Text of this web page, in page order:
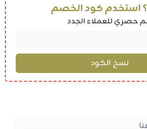
استخدم كود الخصم
للعملاء الجدد